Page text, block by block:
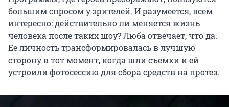
большим спросом у зрителей. И разумеется, всем
интересно: действительно ли меняется жизнь
человека после таких шоу? Люба отвечает, что да.
Ее личность трансформировалась в лучшую
сторону в тот момент, когда шли съемки и ей
устроили фотосессию для сбора средств на протез.